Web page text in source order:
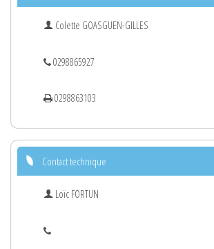
Colette GOASGUEN-GILLES
0298865927
0298863103
Contact technique
Loïc FORTUN